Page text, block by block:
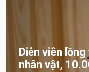
Diễn viên
nhân vật,